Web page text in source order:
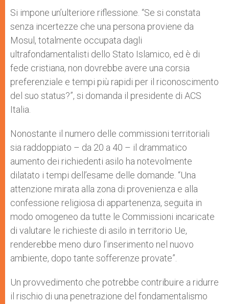
Si impone un’ulteriore riflessione. “Se si constata
senza incertezze che una persona proviene da
Mosul, totalmente occupata dagli
ultrafondamentalisti dello Stato Islamico, ed è di
fede cristiana, non dovrebbe avere una corsia
preferenziale e tempi più rapidi per il riconoscimento
del suo status?”, si domanda il presidente di ACS
Italia.
Nonostante il numero delle commissioni territoriali
sia raddoppiato – da 20 a 40 – il drammatico
aumento dei richiedenti asilo ha notevolmente
dilatato i tempi dell’esame delle domande. “Una
attenzione mirata alla zona di provenienza e alla
confessione religiosa di appartenenza, seguita in
modo omogeneo da tutte le Commissioni incaricate
di valutare le richieste di asilo in territorio Ue,
renderebbe meno duro l’inserimento nel nuovo
ambiente, dopo tante sofferenze provate”.
Un provvedimento che potrebbe contribuire a ridurre
il rischio di una penetrazione del fondamentalismo